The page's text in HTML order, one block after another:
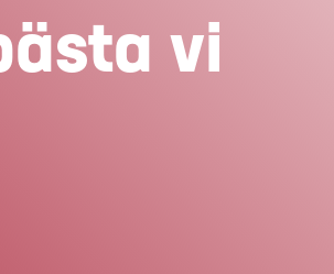
vi